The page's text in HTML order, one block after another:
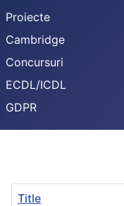
Proiecte
Cambridge
Concursuri
ECDL/ICDL
GDPR
Title